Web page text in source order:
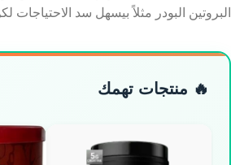
البروتين البودر مثلاً بيسهل سد
🔥 منتجات تهمك